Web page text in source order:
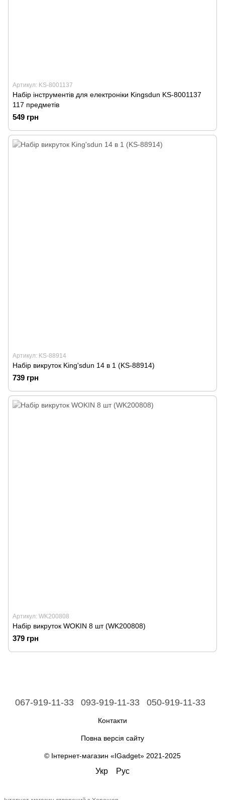
Артикул: KS-8001137
Набір інструментів для електроніки Kingsdun KS-8001137
117 предметів
549 грн
Артикул: KS-88914
Набір викруток King'sdun 14 в 1 (KS-88914)
739 грн
Артикул: WK200808
Набір викруток WOKIN 8 шт (WK200808)
379 грн
067-919-11-33 093-919-11-33 050-919-11-33
Контакти
Повна версія сайту
© Інтернет-магазин «IGadget» 2021-2025
Укр Рус